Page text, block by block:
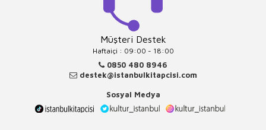
Müşteri Destek
Haftaiçi : 09:00 - 18:00
0850 480 8946
destek@istanbulkitapcisi.com
Sosyal Medya